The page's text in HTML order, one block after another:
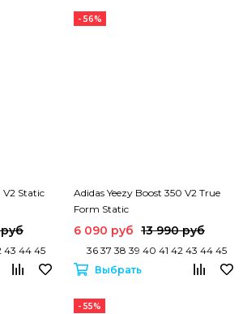
V2 Static
43 44 45
- 56%
Adidas Yeezy Boost 350 V2 True
Form Static
6 090 руб 13 990 руб
36 37 38 39 40 41 42 43 44 45
Выбрать
- 55%